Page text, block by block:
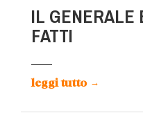
IL GENERALE
FATTI
leggi tutto →